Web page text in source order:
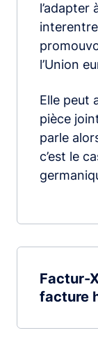
l’adapter
l’Union
Elle peut
pièce
parle
c’est le
Factur-
facture